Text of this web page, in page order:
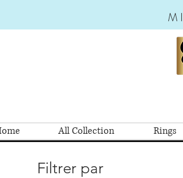
All Collection Rings
Filtrer par